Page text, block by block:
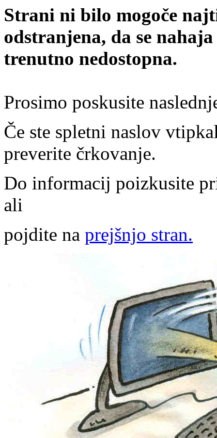
Strani ni bilo mogoče
odstranjena, da se
trenutno nedostopna.
Prosimo poskusite
Če ste spletni naslov
preverite črkovanje.
Do informacij poizkusite
ali
pojdite na prejšnjo stran.